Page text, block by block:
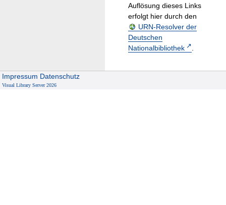
Auflösung dieses Links
erfolgt hier durch den
URN-Resolver der
Deutschen
Nationalbibliothek
.
Impressum Datenschutz
Visual Library Server 2026